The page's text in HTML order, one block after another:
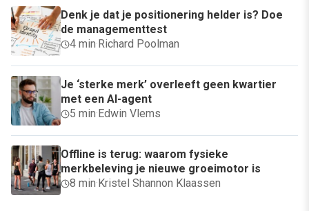
Denk je dat je positionering helder is? Doe
de managementtest
4 min· Richard Poolman
Je ‘sterke merk’ overleeft geen kwartier
met een AI-agent
5 min· Edwin Vlems
Offline is terug: waarom fysieke
merkbeleving je nieuwe groeimotor is
8 min· Kristel Shannon Klaassen